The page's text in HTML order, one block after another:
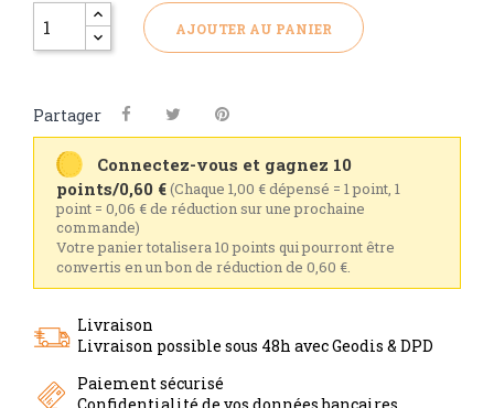
AJOUTER AU PANIER
Partager
Connectez-vous et gagnez 10
points/0,60 €(Chaque 1,00 € dépensé = 1 point, 1
point = 0,06 € de réduction sur une prochaine
commande)
Votre panier totalisera 10 points qui pourront être
convertis en un bon de réduction de 0,60 €.
Livraison
Livraison possible sous 48h avec Geodis & DPD
Paiement sécurisé